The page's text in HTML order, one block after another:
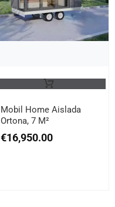
Mobil Home Aislada
Ortona, 7 M²
€16,950.00